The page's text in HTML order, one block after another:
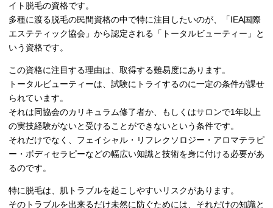
イト脱毛の資格です。
多種に渡る脱毛の民間資格の中で特に注目したいのが、「IEA国際
エステティック協会」から認定される「トータルビューティー」と
いう資格です。
この資格に注目する理由は、取得する難易度にあります。
トータルビューティーは、試験にトライするのに一定の条件が課せ
られています。
それは同協会のカリキュラム修了者か、もしくはサロンで1年以上
の実技経験がないと受けることができないという条件です。
それだけでなく、フェイシャル・リフレクソロジー・アロマテラピ
ー・ボディセラピーなどの幅広い知識と技術を身に付ける必要があ
るのです。
特に脱毛は、肌トラブルを起こしやすいリスクがあります。
そのトラブルを出来るだけ未然に防ぐためには、それだけの知識と